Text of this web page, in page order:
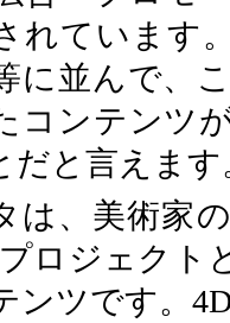
れています
に並んで、
コンテンツ
だと言えます
は、美術家
ロジェクト
ンツです。